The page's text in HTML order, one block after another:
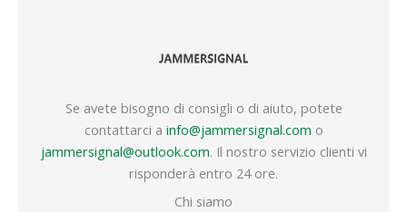
Se avete bisogno di consigli o di aiuto, potete
contattarci a info@jammersignal.com o
jammersignal@outlook.com. Il nostro servizio clienti vi
risponderà entro 24 ore.
Chi siamo